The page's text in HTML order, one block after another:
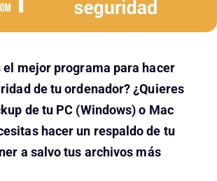
el mejor programa para hacer
de tu ordenador? ¿Quieres
de tu PC (Windows) o Mac
hacer un respaldo de tu
a salvo tus archivos más